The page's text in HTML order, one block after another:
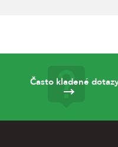
Často kladené